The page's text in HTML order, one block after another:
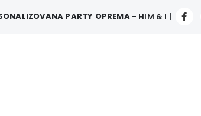
PARTY OPREMA - HIM & I |